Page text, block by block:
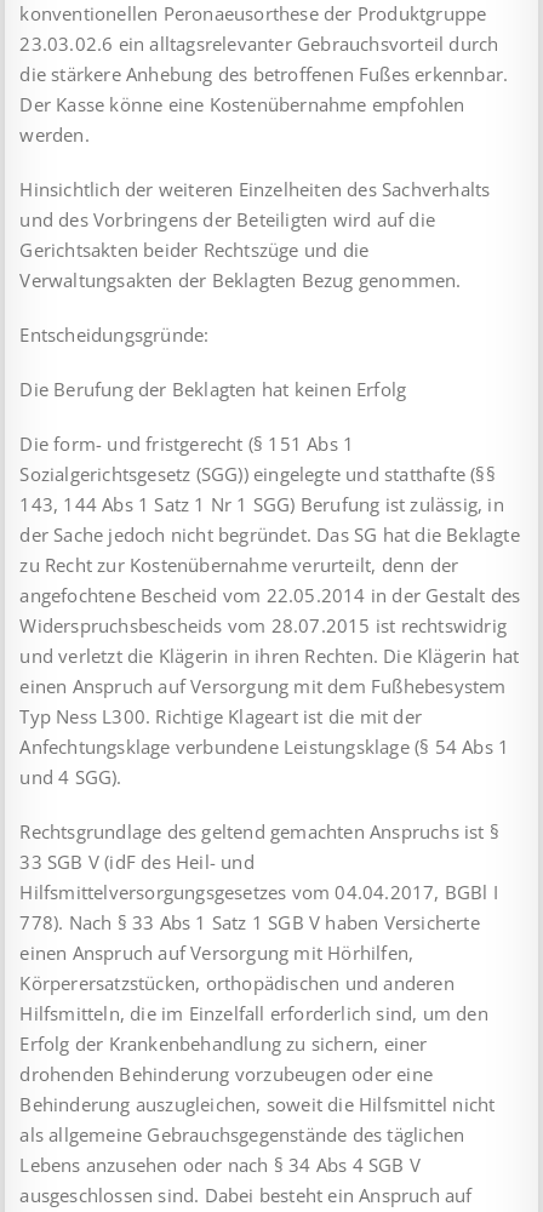
konventionellen Peronaeusorthese der Produktgruppe
23.03.02.6 ein alltagsrelevanter Gebrauchsvorteil durch
die stärkere Anhebung des betroffenen Fußes erkennbar.
Der Kasse könne eine Kostenübernahme empfohlen
werden.
Hinsichtlich der weiteren Einzelheiten des Sachverhalts
und des Vorbringens der Beteiligten wird auf die
Gerichtsakten beider Rechtszüge und die
Verwaltungsakten der Beklagten Bezug genommen.
Entscheidungsgründe:
Die Berufung der Beklagten hat keinen Erfolg
Die form- und fristgerecht (§ 151 Abs 1
Sozialgerichtsgesetz (SGG)) eingelegte und statthafte (§§
143, 144 Abs 1 Satz 1 Nr 1 SGG) Berufung ist zulässig, in
der Sache jedoch nicht begründet. Das SG hat die Beklagte
zu Recht zur Kostenübernahme verurteilt, denn der
angefochtene Bescheid vom 22.05.2014 in der Gestalt des
Widerspruchsbescheids vom 28.07.2015 ist rechtswidrig
und verletzt die Klägerin in ihren Rechten. Die Klägerin hat
einen Anspruch auf Versorgung mit dem Fußhebesystem
Typ Ness L300. Richtige Klageart ist die mit der
Anfechtungsklage verbundene Leistungsklage (§ 54 Abs 1
und 4 SGG).
Rechtsgrundlage des geltend gemachten Anspruchs ist §
33 SGB V (idF des Heil- und
Hilfsmittelversorgungsgesetzes vom 04.04.2017, BGBl I
778). Nach § 33 Abs 1 Satz 1 SGB V haben Versicherte
einen Anspruch auf Versorgung mit Hörhilfen,
Körperersatzstücken, orthopädischen und anderen
Hilfsmitteln, die im Einzelfall erforderlich sind, um den
Erfolg der Krankenbehandlung zu sichern, einer
drohenden Behinderung vorzubeugen oder eine
Behinderung auszugleichen, soweit die Hilfsmittel nicht
als allgemeine Gebrauchsgegenstände des täglichen
Lebens anzusehen oder nach § 34 Abs 4 SGB V
ausgeschlossen sind. Dabei besteht ein Anspruch auf